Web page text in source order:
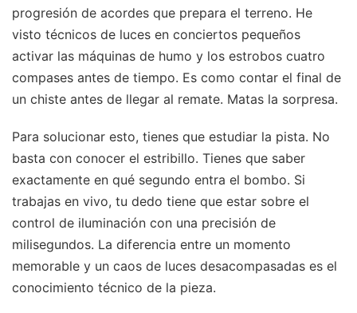
progresión de acordes que prepara el terreno. He
visto técnicos de luces en conciertos pequeños
activar las máquinas de humo y los estrobos cuatro
compases antes de tiempo. Es como contar el final de
un chiste antes de llegar al remate. Matas la sorpresa.
Para solucionar esto, tienes que estudiar la pista. No
basta con conocer el estribillo. Tienes que saber
exactamente en qué segundo entra el bombo. Si
trabajas en vivo, tu dedo tiene que estar sobre el
control de iluminación con una precisión de
milisegundos. La diferencia entre un momento
memorable y un caos de luces desacompasadas es el
conocimiento técnico de la pieza.